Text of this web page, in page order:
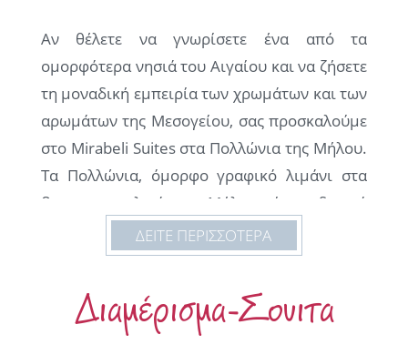
Αν θέλετε να γνωρίσετε ένα από τα
ομορφότερα νησιά του Αιγαίου και να ζήσετε
τη μοναδική εμπειρία των χρωμάτων και των
αρωμάτων της Μεσογείου, σας προσκαλούμε
στο Mirabeli Suites στα Πολλώνια της Μήλου.
Τα Πολλώνια, όμορφο γραφικό λιμάνι στα
βορειοανατολικά της Μήλου είναι ιδανικό
μέρος για να ξεκινήσετε τη γνωριμία σας με
Πολύ κοντά σε όλα τα σημαντικά αξιοθέατα
του νησιού, σας προσφέρει χαλάρωση στις
ΔΕΙΤΕ ΠΕΡΙΣΣΟΤΕΡΑ
Διαμέρισμα-Σουιτα